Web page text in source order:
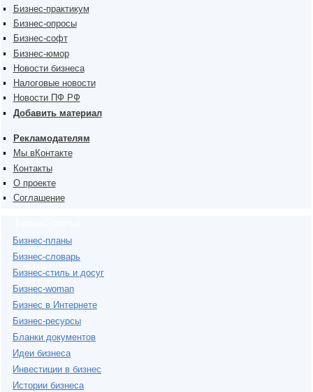
Бизнес-практикум
Бизнес-опросы
Бизнес-софт
Бизнес-юмор
Новости бизнеса
Налоговые новости
Новости ПФ РФ
Добавить материал
Рекламодателям
Мы вКонтакте
Контакты
О проекте
Соглашение
Бизнес-планы
Бизнес-словарь
Бизнес-стиль и досуг
Бизнес-woman
Бизнес в Интернете
Бизнес-ресурсы
Бланки документов
Идеи бизнеса
Инвестиции в бизнес
Истории бизнеса